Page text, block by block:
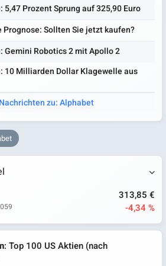
Prozent Sprung auf 325,90 Euro
Sollten Sie jetzt kaufen?
Gemini Robotics 2 mit Apollo 2
10 Milliarden Dollar Klagewelle aus
zu: Alphabet
313,85 €
-4,34 %
: Top 100 US Aktien (nach